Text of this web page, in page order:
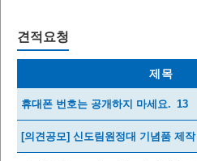
견적요청
제목
휴대폰 번호는 공개하지 마세요. 13
[의견공모] 신도림원정대 기념품 제작